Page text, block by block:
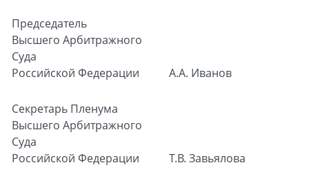
Председатель
Высшего Арбитражного
Суда
Российской Федерации
А.А. Иванов
Секретарь Пленума
Высшего Арбитражного
Суда
Российской Федерации
Т.В. Завьялова